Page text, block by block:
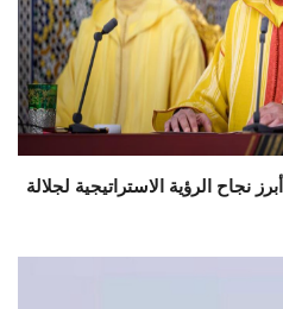
الرؤية الاستراتيجية لجلالة